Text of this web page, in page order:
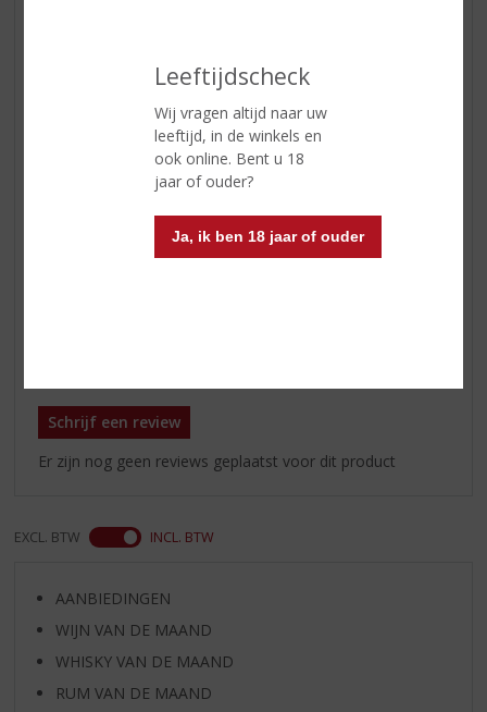
Leeftijdscheck
Wij vragen altijd naar uw
leeftijd, in de winkels en
ook online. Bent u 18
jaar of ouder?
Ja, ik ben 18 jaar of ouder
zuren. Prettige frisfruitige aanzet
die lang aanhoudt.
Prima lengte met veel frisheid.
Deze wijn is geschikt om te
drinken bij salades, visgerechten,
Reviews
Schrijf een review
Er zijn nog geen reviews geplaatst voor dit product
EXCL. BTW INCL. BTW
AANBIEDINGEN
WIJN VAN DE MAAND
WHISKY VAN DE MAAND
RUM VAN DE MAAND